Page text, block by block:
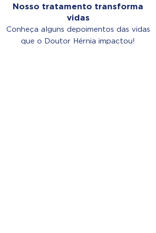
Nosso tratamento transforma
vidas
Conheça alguns depoimentos das vidas
que o Doutor Hérnia impactou!